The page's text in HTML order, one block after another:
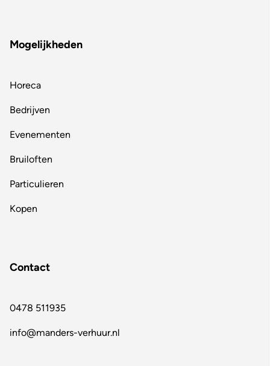
Mogelijkheden
Horeca
Bedrijven
Evenementen
Bruiloften
Particulieren
Kopen
Contact
0478 511935
info@manders-verhuur.nl